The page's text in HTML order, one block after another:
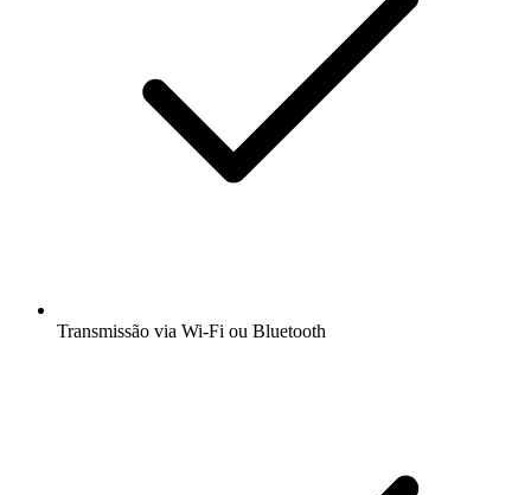
Transmissão via Wi-Fi ou Bluetooth